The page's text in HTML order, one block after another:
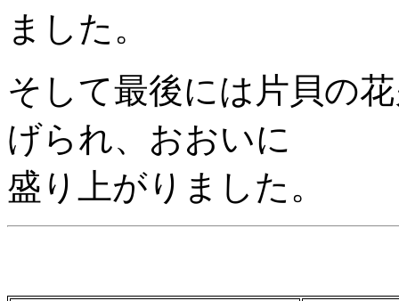
ました。
そして最後には片貝の
げられ、おおいに
盛り上がりました。